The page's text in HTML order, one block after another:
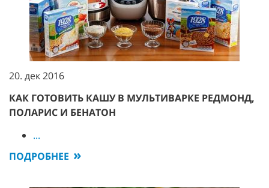
20. дек 2016
КАК ГОТОВИТЬ КАШУ В МУЛЬТИВАРКЕ РЕДМОНД,
ПОЛАРИС И БЕНАТОН
...
ПОДРОБНЕЕ